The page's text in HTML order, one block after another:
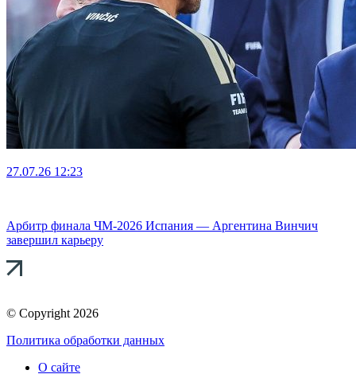
27.07.26 12:23
Арбитр финала ЧМ-2026 Испания — Аргентина Винчич
завершил карьеру
© Copyright 2026
Политика обработки данных
О сайте